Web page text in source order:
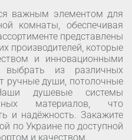
важным элементом для
комнаты, обеспечивая
представлены
производителей, которые
и инновационными
из различных
ручные души, потолочные
душевые системы
материалов, что
и надёжность. Закажите
по Украине по доступной
и качеством.